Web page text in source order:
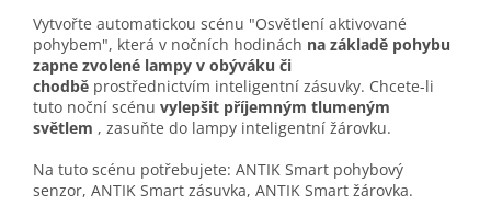
Vytvořte automatickou scénu "Osvětlení aktivované
pohybem", která v nočních hodinách na základě pohybu
zapne zvolené lampy v obýváku či
chodbě prostřednictvím inteligentní zásuvky. Chcete-li
tuto noční scénu vylepšit příjemným tlumeným
světlem , zasuňte do lampy inteligentní žárovku.
Na tuto scénu potřebujete: ANTIK Smart pohybový
senzor, ANTIK Smart zásuvka, ANTIK Smart žárovka.